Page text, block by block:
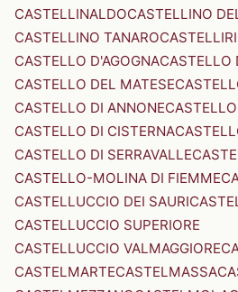
CASTELLINALDOCASTELLINO
CASTELLINO TANAROCASTELLIRI
CASTELLO D'AGOGNACASTELLO
CASTELLO DEL MATESE
CASTELLO DI ANNONE
CASTELLO DI CISTERNA
CASTELLO DI SERRAVALLE
CASTELLO-MOLINA DI FIEMME
CASTELLUCCIO DEI SAURI
CASTELLUCCIO SUPERIORE
CASTELLUCCIO VALMAGGIORE
CASTELMARTECASTELMASSA